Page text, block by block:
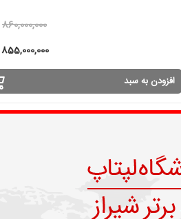
860,000,000
855,000,000 ریال
افزودن به سبد